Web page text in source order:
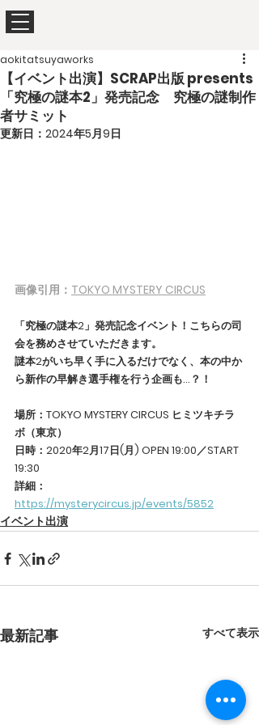
【イベント出演】SCRAP出版 presents
「究極の謎本2」発売記念 究極の謎制作
者サミット
aokitatsuyaworks
更新日： 2024年5月9日
画像引用： TOKYO MYSTERY CIRCUS
「究極の謎本2」発売記念イベント！こちらの司
会を務めさせていただきます。
謎本2がいち早く手に入るだけでなく、本の中か
ら新作の早解き選手権を行う企画も…？！
場所：TOKYO MYSTERY CIRCUS ヒミツキチラ
ボ（東京）
日時：2020年2月17日(月) OPEN 19:00／START
19:30
詳細：
https://mysterycircus.jp/events/5852
イベント出演
最新記事 すべて表示